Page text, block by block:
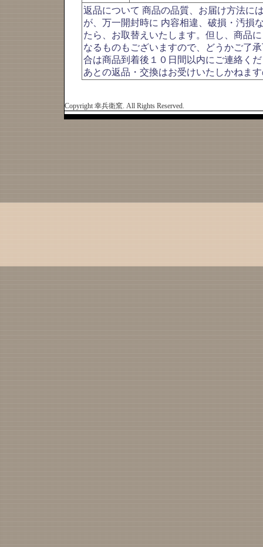
返品について 商品の品質、お届け方法に
が、万一開封時に 内容相違、破損・汚損
たら、お取替えいたします。但し、商品
なるものもございますので、どうかご了
合は商品到着後１０日間以内にご連絡く
あとの返品・交換はお受けいたしかねま
Copyright 幸兵衛窯. All Rights Reserved.